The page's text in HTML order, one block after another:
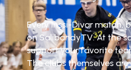
Every Inssi-Divar match,
on SalibandyTV. At the
support your favorite
The clubs themselves